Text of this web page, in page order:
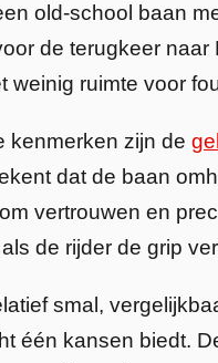
old-school baan
de terugkeer
weinig ruimte voor
kenmerken zijn de
dat de baan
vertrouwen en
de rijder de grip
smal,
één kansen biedt.